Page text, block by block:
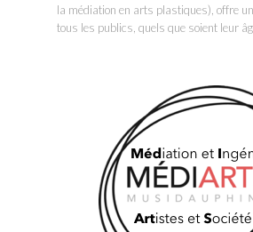
la médiation en arts plastiques), offre
tous les publics, quels que soient leur